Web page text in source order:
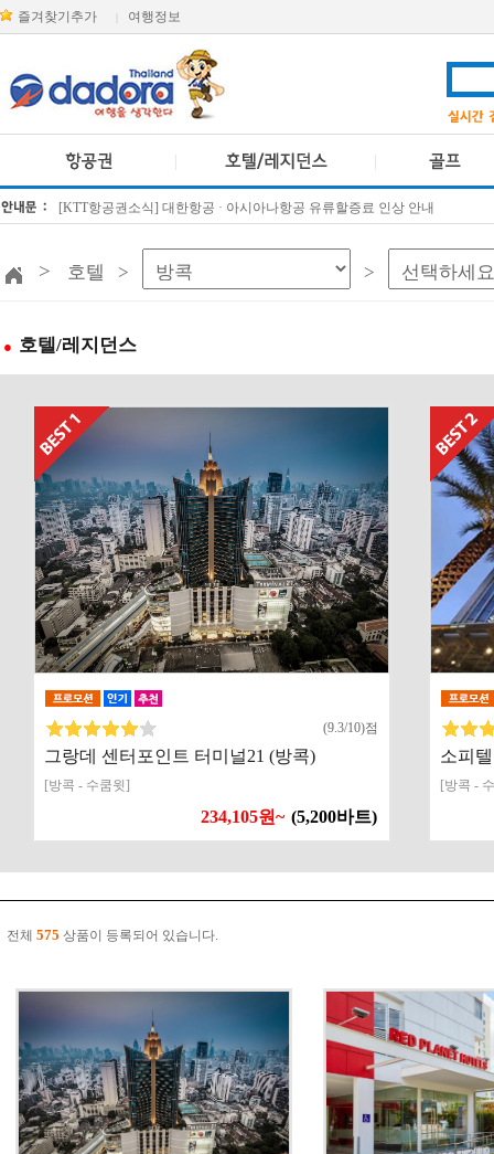
즐겨찾기추가 여행정보
방콕 데일리투어 새 브랜드 DA함께를 소개합니다
> 호텔 > >
● 호텔/레지던스
(9.3/10)점
그랑데 센터포인트 터미널21 (방콕)
[방콕 - 수쿰윗]
234,105원~ (5,200바트)
소피
[방콕 -
전체 575 상품이 등록되어 있습니다.